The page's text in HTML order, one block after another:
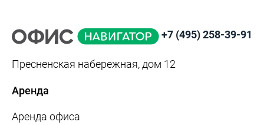
+7 (495) 258-39-91
Пресненская набережная, дом 12
Аренда
Аренда офиса